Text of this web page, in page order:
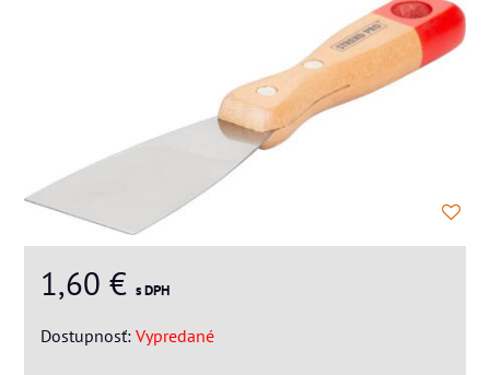
1,60 € s DPH
Dostupnosť: Vypredané